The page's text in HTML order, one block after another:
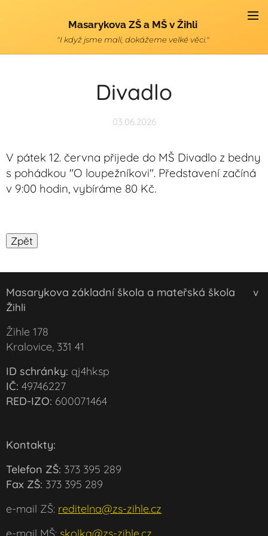
Masarykova ZŠ a MŠ v Žihli
"I když jsme malí, dokážeme velké věci."
Divadlo
03.06.2026
V pátek 12. června přijede do MŠ Divadlo z bedny
s pohádkou "O loupežníkovi". Představení začíná
v 9:00 hodin, vybíráme 80 Kč.
Masarykova základní škola a mateřská škola v
Žihli
Žihle 178
Kralovice, 331 41
ID schránky: qj4hksp
IČ: 49746227
RED-IZO: 600071464
Kontakty:
Telefon ZŠ: 373 395 289
Fax ZŠ: 373 395 289
e-mail ZŠ: reditelna@zs-zihle.cz